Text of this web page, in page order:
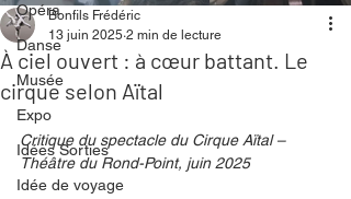
Opéra
Danse
Musée
Expo
Idées Sorties
Idée de voyage
À ciel ouvert : à cœur battant. Le
cirque selon Aïtal
Bonfils Frédéric
13 juin 2025 2 min de lecture
Critique du spectacle du Cirque Aïtal –
Théâtre du Rond-Point, juin 2025